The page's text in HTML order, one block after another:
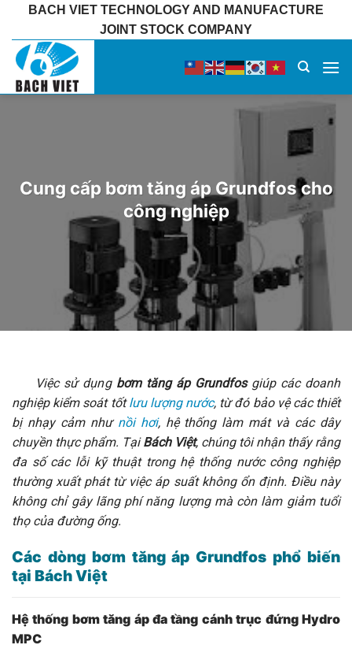
dung
BACH VIET TECHNOLOGY AND MANUFACTURE
JOINT STOCK COMPANY
Cung cấp bơm tăng áp Grundfos cho
công nghiệp
Việc sử dụng bơm tăng áp Grundfosgiúp các doanh
nghiệp kiểm soát tốt lưu lượng nước, từ đó bảo vệ các thiết
bị nhạy cảm như nồi hơi, hệ thống làm mát và các dây
chuyền thực phẩm. TạiBách Việt, chúng tôi nhận thấy rằng
đa số các lỗi kỹ thuật trong hệ thống nước công nghiệp
thường xuất phát từ việc áp suất không ổn định. Điều này
không chỉ gây lãng phí năng lượng mà còn làm giảm tuổi
thọ của đường ống.
Các dòng bơm tăng áp Grundfos phổ biến
tại Bách Việt
Hệ thống bơm tăng áp đa tầng cánh trục đứng Hydro
MPC